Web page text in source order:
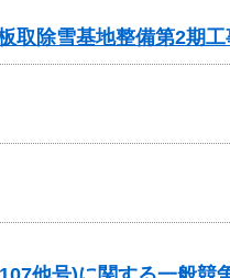
取除雪基地整備第2期工